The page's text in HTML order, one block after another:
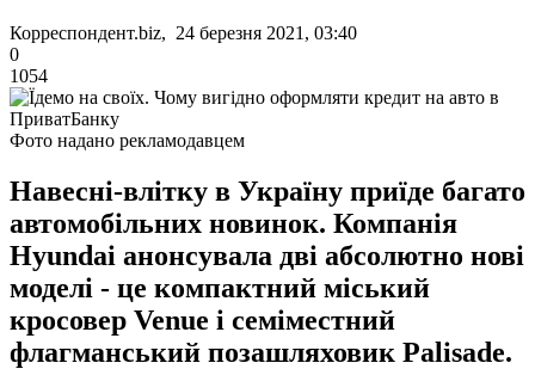
Корреспондент.biz, 24 березня 2021, 03:40
0
1054
Фото надано рекламодавцем
Навесні-влітку в Україну приїде багато
автомобільних новинок. Компанія
Hyundai анонсувала дві абсолютно нові
моделі - це компактний міський
кросовер Venue і cеміместний
флагманський позашляховик Palisade.